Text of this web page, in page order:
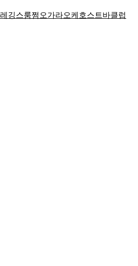
레깅스룸쩜오가라오케 호스트바클럽